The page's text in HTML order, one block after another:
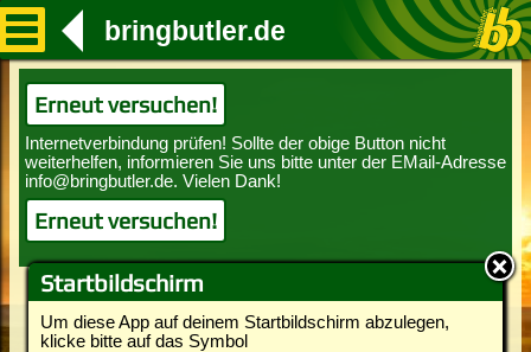
Startbildschirm
Um diese App auf deinem Startbildschirm abzulegen,
klicke bitte auf das Symbol
bringbutler.de
Erneut versuchen!
Erneut versuchen!